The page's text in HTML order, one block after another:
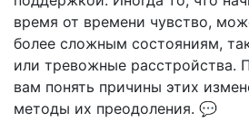
время от времени чувство,
более сложным состояниям,
или тревожные расстройства.
вам понять причины этих
методы их преодоления. 💬